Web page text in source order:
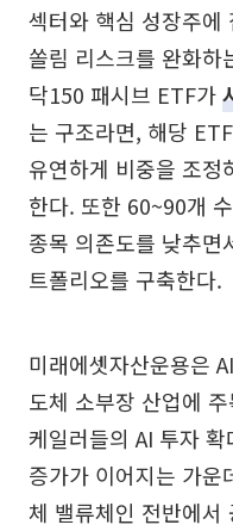
섹터와 핵심 성장주에
쏠림 리스크를 완화하
닥150 패시브 ETF가
는 구조라면, 해당
유연하게 비중을 조정
한다. 또한 60~90개
종목 의존도를 낮추면
트폴리오를 구축한다.
미래에셋자산운용은
도체 소부장 산업에
케일러들의 AI 투자
증가가 이어지는 가운
체 밸류체인 전반에서